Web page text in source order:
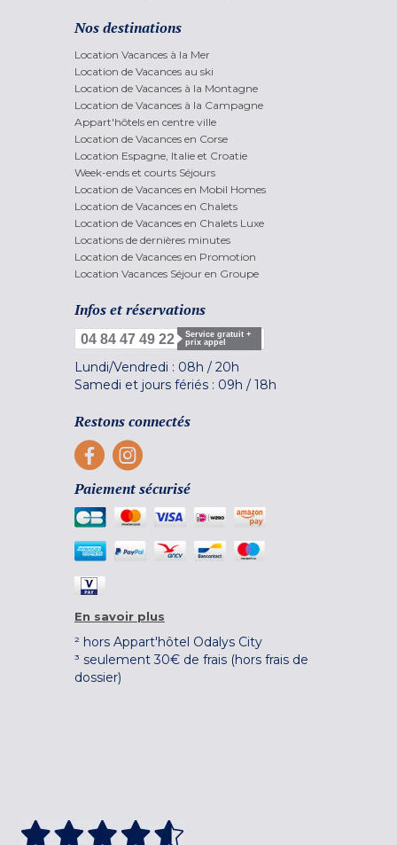
Nos destinations
Location Vacances à la Mer
Location de Vacances au ski
Location de Vacances à la Montagne
Location de Vacances à la Campagne
Appart'hôtels en centre ville
Location de Vacances en Corse
Location Espagne, Italie et Croatie
Week-ends et courts Séjours
Location de Vacances en Mobil Homes
Location de Vacances en Chalets
Location de Vacances en Chalets Luxe
Locations de dernières minutes
Location de Vacances en Promotion
Location Vacances Séjour en Groupe
Infos et réservations
04 84 47 49 22
Service gratuit +
prix appel
Lundi/Vendredi : 08h / 20h
Samedi et jours fériés : 09h / 18h
Restons connectés
Paiement sécurisé
En savoir plus
² hors Appart'hôtel Odalys City
³ seulement 30€ de frais (hors frais de
dossier)